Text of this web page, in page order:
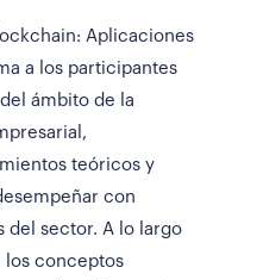
Aplicaciones
a los participantes
ámbito de la
teóricos y
con
del sector. A lo largo
los conceptos